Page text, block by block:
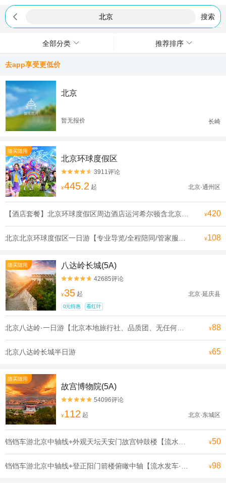
 搜索
全部分类 推荐排序
去app享受更低价
北京
暂无报价 长崎
随买随用
北京环球度假区

 3911评论
¥445.2 起 北京·通州区
¥420
¥108
随买随用 八达岭长城(5A)

 42685评论
¥35 起 北京·延庆县
0元特惠 看红叶
¥88
北京八达岭长城半日游 ¥65
随买随用
故宫博物院(5A)

 54096评论
¥112 起 北京·东城区
¥50
¥98